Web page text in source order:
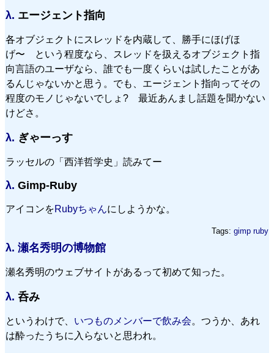
λ. エージェント指向
各オブジェクトにスレッドを内蔵して、勝手にほげほ
げ〜 という程度なら、スレッドを扱えるオブジェクト指
向言語のユーザなら、誰でも一度くらいは試したことがあ
るんじゃないかと思う。でも、エージェント指向ってその
程度のモノじゃないでしょ? 最近あんまし話題を聞かない
けどさ。
λ. ぎゃーっす
ラッセルの「西洋哲学史」読みてー
λ. Gimp-Ruby
アイコンをRubyちゃんにしようかな。
Tags: gimp ruby
λ. 瀬名秀明の博物館
瀬名秀明のウェブサイトがあるって初めて知った。
λ. 呑み
というわけで、 いつものメンバーで飲み会。つうか、あれ
は酔ったうちに入らないと思われ。